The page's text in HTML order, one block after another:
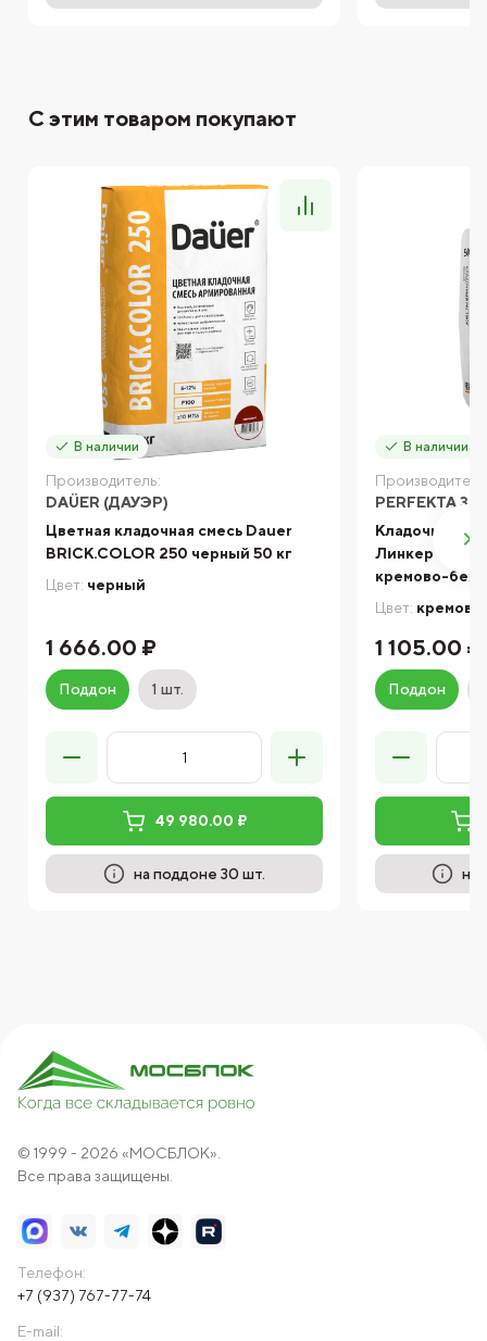
С этим товаром покупают
В наличии
Производитель:
DAÜER (ДАУЭР)
Цветная кладочная смесь Dauer
BRICK.COLOR 250 черный 50 кг
Цвет: черный
1 666.00 ₽
Поддон 1 шт.
49 980.00 ₽
на поддоне 30 шт.
В наличии
PERFEKTA
Кладочный
Линкер
кремово-
Цвет:
1 105.00 ₽
Поддон
на
© 1999 - 2026 «МОСБЛОК».
Все права защищены.
Телефон:
+7 (937) 767-77-74
E-mail: